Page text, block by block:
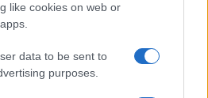
like cookies on web or
data to be sent to
purposes.
Madrid: Dzeko viene
Roma Real Madrid, le
Dzeko è…